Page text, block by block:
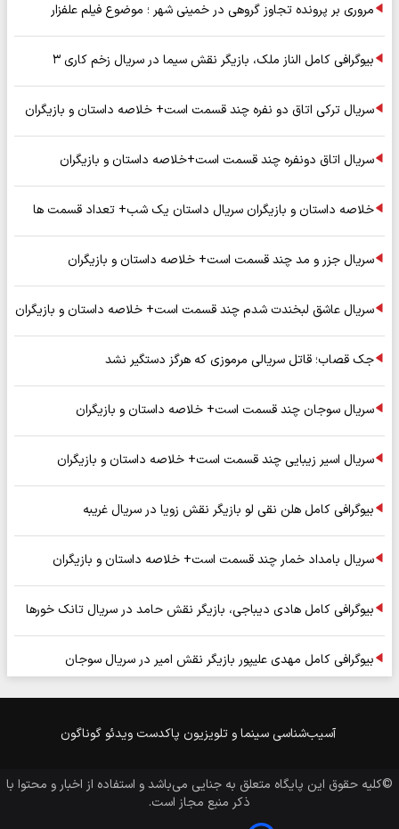
مروری بر پرونده تجاوز گروهی در خمینی شهر ؛ موضوع فیلم علفزار
بیوگرافی کامل الناز ملک، بازیگر نقش سیما در سریال زخم کاری ۳
سریال ترکی اتاق دو نفره چند قسمت است+ خلاصه داستان و بازیگران
سریال اتاق دونفره چند قسمت است+خلاصه داستان و بازیگران
خلاصه داستان و بازیگران سریال داستان یک شب+ تعداد قسمت ها
سریال جزر و مد چند قسمت است+ خلاصه داستان و بازیگران
سریال عاشق لبخندت شدم چند قسمت است+ خلاصه داستان و بازیگران
جک قصاب؛ قاتل سریالی مرموزی که هرگز دستگیر نشد
سریال سوجان چند قسمت است+ خلاصه داستان و بازیگران
سریال اسیر زیبایی چند قسمت است+ خلاصه داستان و بازیگران
بیوگرافی کامل هلن نقی لو بازیگر نقش زویا در سریال غریبه
سریال بامداد خمار چند قسمت است+ خلاصه داستان و بازیگران
بیوگرافی کامل هادی دیباجی، بازیگر نقش حامد در سریال تانک خورها
بیوگرافی کامل مهدی علیپور بازیگر نقش امیر در سریال سوجان
آسیب‌شناسی سینما و تلویزیون پاکدست ویدئو گوناگون
©کلیه حقوق این پایگاه متعلق به جنایی می‌باشد و استفاده از اخبار و محتوا با
ذکر منبع مجاز است.